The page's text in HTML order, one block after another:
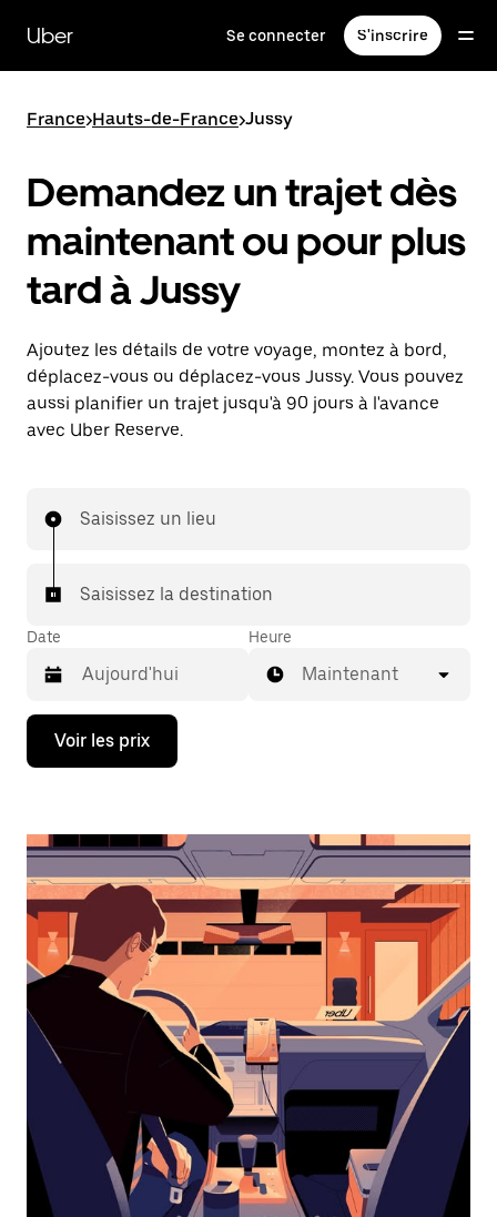
contenu
principal
Uber Se connecter S'inscrire
France>Hauts-de-France>Jussy
Demandez un trajet dès
maintenant ou pour plus
tard à Jussy
Ajoutez les détails de votre voyage, montez à bord,
déplacez-vous ou déplacez-vous Jussy. Vous pouvez
aussi planifier un trajet jusqu'à 90 jours à l'avance
avec Uber Reserve.
Saisissez un lieu
Saisissez la destination
Date
Appuyez
la
bas
ouvrir
le
calendrier
sélectionner
une
date.
Appuyez
sur
touche
pour
fermer
le
calendrier.
Heure
Maintenant
Voir les prix